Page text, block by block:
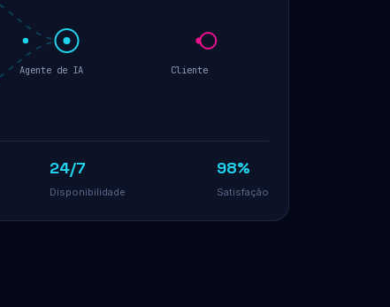
Agente de IA Cliente
24/7
Disponibilidade
98%
Satisfação